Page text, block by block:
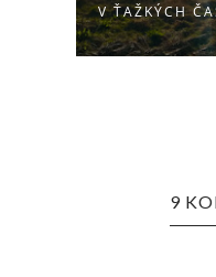
V ŤAŽKÝCH
9